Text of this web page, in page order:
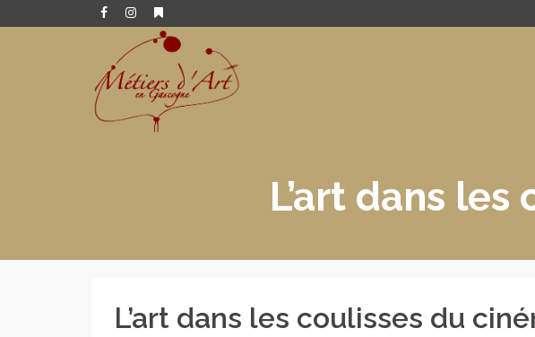
L’art dans
L’art dans les coulisses du